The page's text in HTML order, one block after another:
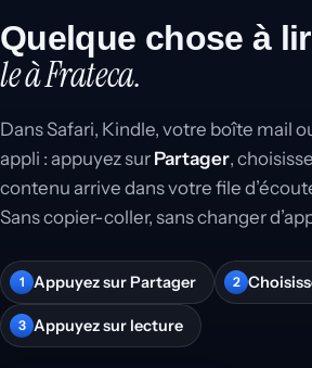
Quelque chose à
le à Frateca.
Dans Safari, Kindle, votre boîte mail
appli : appuyez sur Partager,
contenu arrive dans votre file
Sans copier-coller, sans changer
1 Appuyez sur Partager 2
3 Appuyez sur lecture